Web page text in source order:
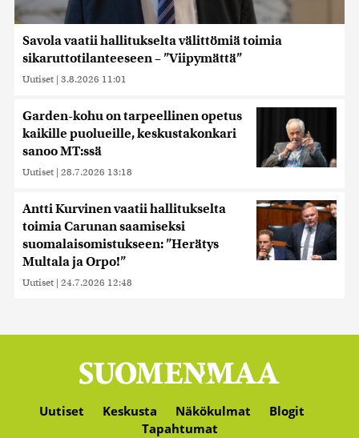
Savola vaatii hallitukselta välittömiä toimia
sikaruttotilanteeseen – ”Viipymättä”
Uutiset | 3.8.2026 11:01
Garden-kohu on tarpeellinen opetus
kaikille puolueille, keskustakonkari
sanoo MT:ssä
Uutiset | 28.7.2026 13:18
Antti Kurvinen vaatii hallitukselta
toimia Carunan saamiseksi
suomalaisomistukseen: ”Herätys
Multala ja Orpo!”
Uutiset | 24.7.2026 12:48
Uutiset Keskusta Näkökulmat
Blogit
Tapahtumat